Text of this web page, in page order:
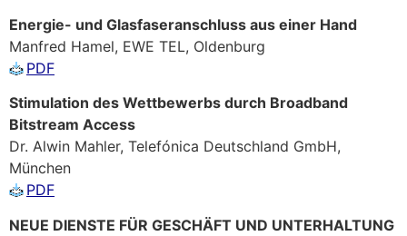
Energie- und Glasfaseranschluss aus einer Hand
Manfred Hamel, EWE TEL, Oldenburg
PDF
Stimulation des Wettbewerbs durch Broadband
Bitstream Access
Dr. Alwin Mahler, Telefónica Deutschland GmbH,
München
PDF
NEUE DIENSTE FÜR GESCHÄFT UND UNTERHALTUNG